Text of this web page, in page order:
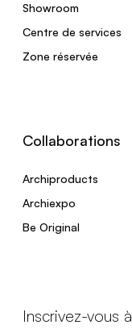
Showroom
Centre de services
Zone réservée
Collaborations
Archiproducts
Archiexpo
Be Original
Inscrivez-vous